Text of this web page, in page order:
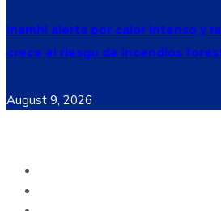
Inamhi alerta por calor intenso y
crece el riesgo de incendios
August 9, 2026